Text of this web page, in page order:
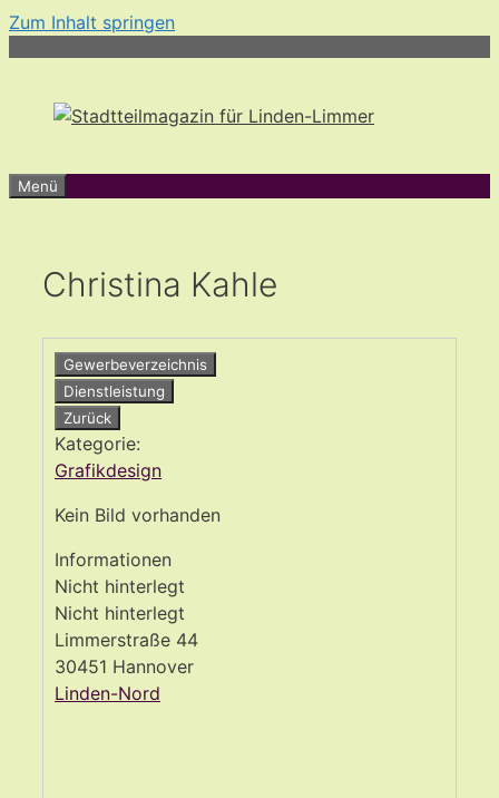
Zum Inhalt springen
Menü
Christina Kahle
Gewerbeverzeichnis
Dienstleistung
Zurück
Kategorie:
Grafikdesign
Kein Bild vorhanden
Informationen
Nicht hinterlegt
Nicht hinterlegt
Limmerstraße 44
30451 Hannover
Linden-Nord